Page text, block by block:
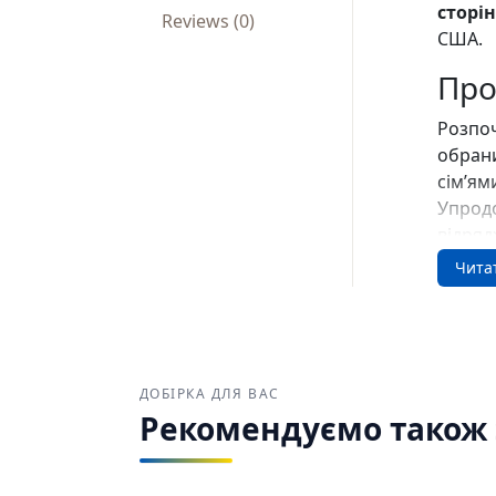
Reviews (0)
США.
ДОБІРКА ДЛЯ ВАС
Рекомендуємо також